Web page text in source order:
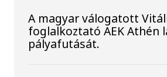
A magyar válogatott
foglalkoztató AEK
pályafutását.